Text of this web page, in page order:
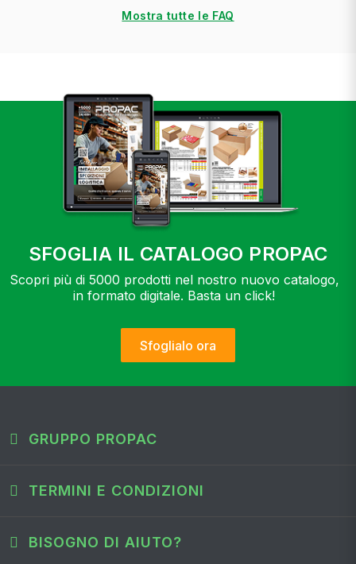
Mostra tutte le FAQ
SFOGLIA IL CATALOGO PROPAC
Scopri più di 5000 prodotti nel nostro nuovo catalogo,
in formato digitale. Basta un click!
Sfoglialo ora
GRUPPO PROPAC
TERMINI E CONDIZIONI
BISOGNO DI AIUTO?